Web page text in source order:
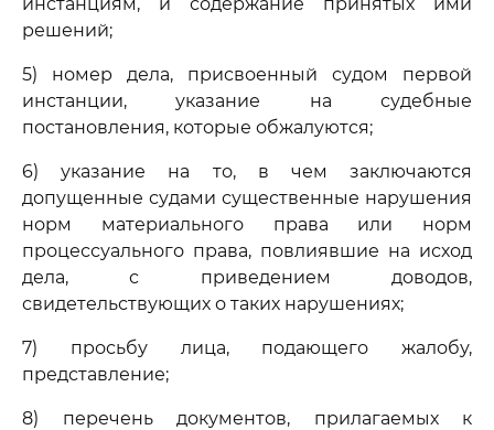
решений;
5) номер дела, присвоенный судом первой
инстанции, указание на судебные
постановления, которые обжалуются;
6) указание на то, в чем заключаются
допущенные судами существенные нарушения
норм материального права или норм
процессуального права, повлиявшие на исход
дела, с приведением доводов,
свидетельствующих о таких нарушениях;
7) просьбу лица, подающего жалобу,
представление;
8) перечень документов, прилагаемых к